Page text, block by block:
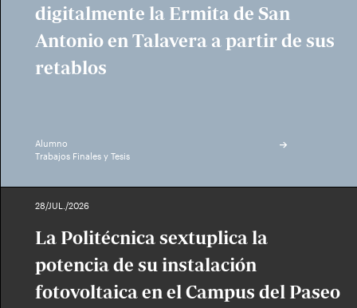
digitalmente la Ermita de San
Antonio en Talavera a partir de sus
retablos
Alumno
Trabajos Finales y Tesis
28/JUL./2026
La Politécnica sextuplica la
potencia de su instalación
fotovoltaica en el Campus del Paseo